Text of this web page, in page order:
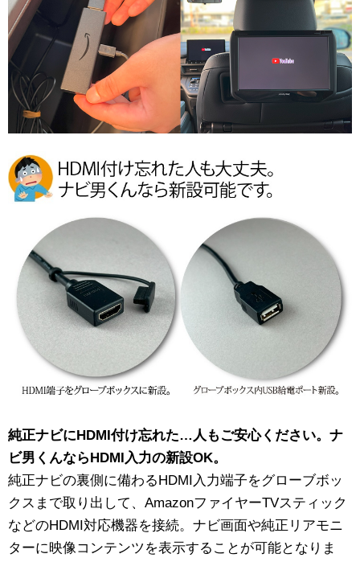
純正ナビにHDMI付け忘れた…人もご安心ください。ナ
ビ男くんならHDMI入力の新設OK。
純正ナビの裏側に備わるHDMI入力端子をグローブボッ
クスまで取り出して、AmazonファイヤーTVスティック
などのHDMI対応機器を接続。ナビ画面や純正リアモニ
ターに映像コンテンツを表示することが可能となりま